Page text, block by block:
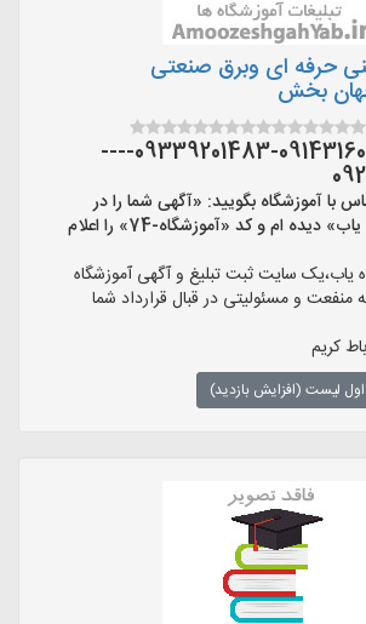
حرفه ای وبرق صنعتی
بخش
09143160567-09339201483----
با آموزشگاه بگویید: «آگهی شما را در
سایت «آموزشگاه یاب» دیده ام و کد «آموزشگاه-74» را اعلام
یاب،یک سایت ثبت تبلیغ و آگهی آموزشگاه
و مسئولیتی در قبال قرارداد شما
کریم
اول لیست (افزایش بازدید)